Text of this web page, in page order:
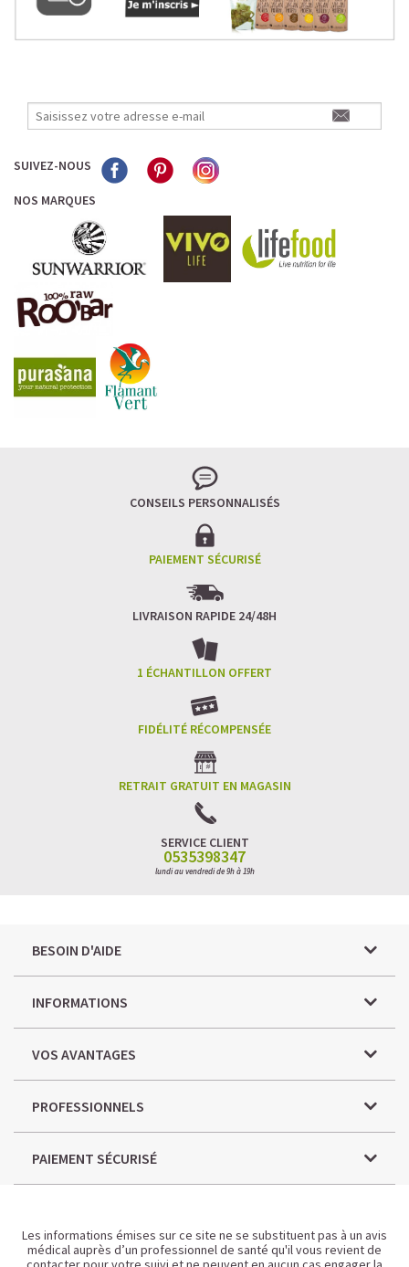
SUIVEZ-NOUS
NOS MARQUES
CONSEILS PERSONNALISÉS
PAIEMENT SÉCURISÉ
LIVRAISON RAPIDE 24/48H
1 ÉCHANTILLON OFFERT
FIDÉLITÉ RÉCOMPENSÉE
RETRAIT GRATUIT EN MAGASIN
SERVICE CLIENT
0535398347
lundi au vendredi de 9h à 19h
BESOIN D'AIDE
INFORMATIONS
VOS AVANTAGES
PROFESSIONNELS
PAIEMENT SÉCURISÉ
Les informations émises sur ce site ne se substituent pas à un avis
médical auprès d’un professionnel de santé qu'il vous revient de